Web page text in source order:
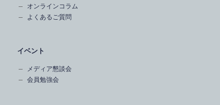
オンラインコラム
よくあるご質問
イベント
メディア懇談会
会員勉強会